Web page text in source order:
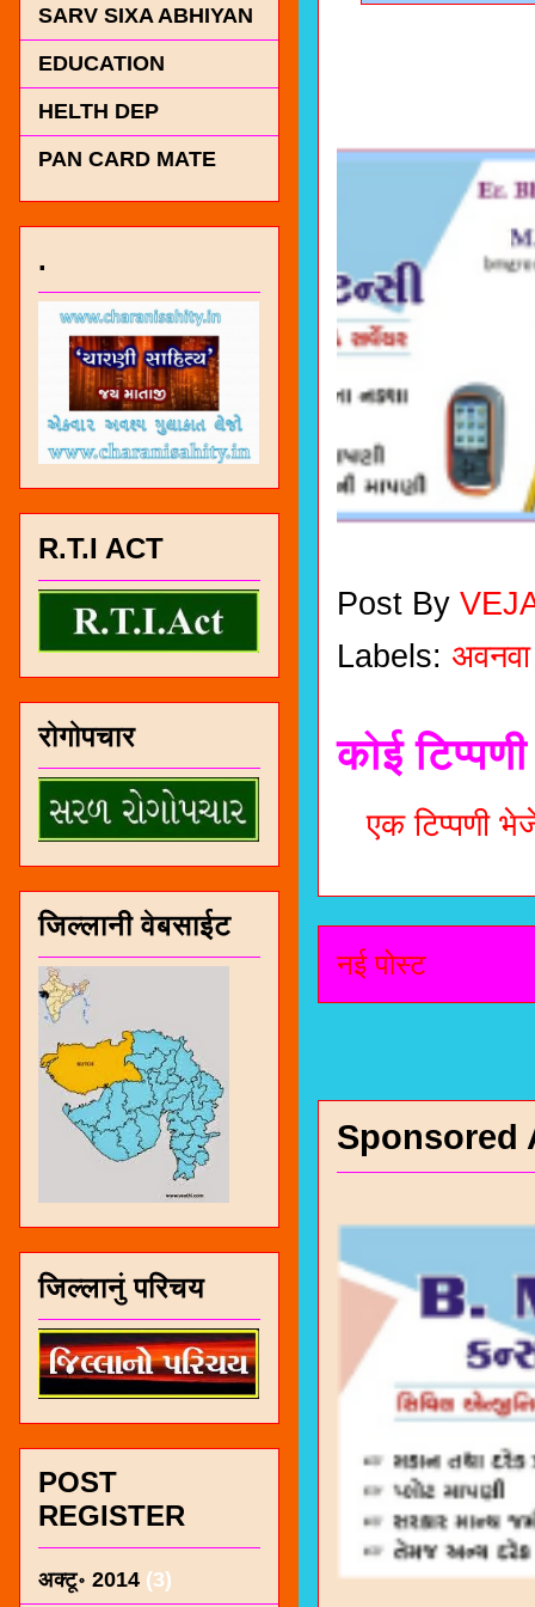
Post By
Labels:
कोई
एक टिप्पणी
नई पोस्ट
Sponsored
SARV SIXA ABHIYAN
EDUCATION
HELTH DEP
PAN CARD MATE
.
R.T.I ACT
रोगोपचार
जिल्लानी वेबसाईट
जिल्लानुं परिचय
POST
REGISTER
अक्टू॰ 2014 (3)